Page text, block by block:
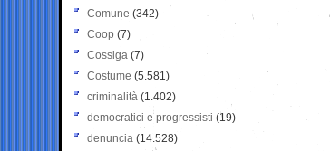
Comune (342)
Coop (7)
Cossiga (7)
Costume (5.581)
criminalità (1.402)
democratici e progressisti (19)
denuncia (14.528)